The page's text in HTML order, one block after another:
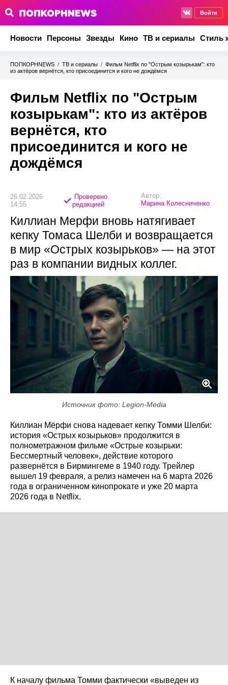
Войти
Новости Персоны Звезды Кино ТВ и сериалы Стиль
ПОПКОРНNEWS / ТВ и сериалы / Фильм Netflix по "Острым козырькам": кто
из актёров вернётся, кто присоединится и кого не дождёмся
Фильм Netflix по "Острым
козырькам": кто из актёров
вернётся, кто
присоединится и кого не
дождёмся
26.02.2026
14:55
Проверено
редакцией
Автор:
Марина Колесниченко
Киллиан Мерфи вновь натягивает
кепку Томаса Шелби и возвращается
в мир «Острых козырьков» — на этот
раз в компании видных коллег.
Источник фото: Legion-Media
Киллиан Мёрфи снова надевает кепку Томми Шелби:
история «Острых козырьков» продолжится в
полнометражном фильме «Острые козырьки:
Бессмертный человек», действие которого
развернётся в Бирмингеме в 1940 году. Трейлер
вышел 19 февраля, а релиз намечен на 6 марта 2026
года в ограниченном кинопрокате и уже 20 марта
2026 года в Netflix.
К началу фильма Томми фактически «выведен из